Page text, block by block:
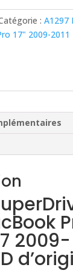
: A1297
17" 2009-2011
2009-